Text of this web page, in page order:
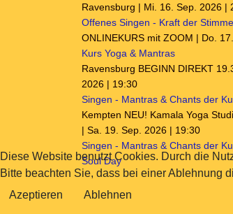
Ravensburg | Mi. 16. Sep. 2026 |
Offenes Singen - Kraft der
ONLINEKURS mit ZOOM | Do.
Kurs Yoga & Mantras
Ravensburg BEGINN DIREKT
2026 | 19:30
Singen - Mantras & Chants der
Kempten NEU! Kamala Yoga
| Sa. 19. Sep. 2026 | 19:30
Singen - Mantras & Chants der
Soul Day
Diese Website benutzt Cookies. Durch die
Bitte beachten Sie, dass bei einer Ablehnung
Azeptieren
Ablehnen